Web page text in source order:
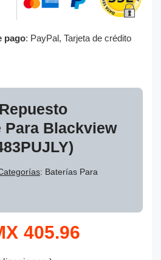
pago: PayPal, Tarjeta de crédito
Para Blackview
: Baterías Para
405.96